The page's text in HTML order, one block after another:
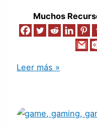
Muchos
Leer más »